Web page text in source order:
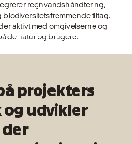
regnvandshåndtering,
biodiversitetsfremmende tiltag.
aktivt med omgivelserne og
natur og brugere.
projekters
og udvikler
der